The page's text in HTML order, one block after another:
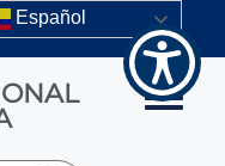
Español
Toggle